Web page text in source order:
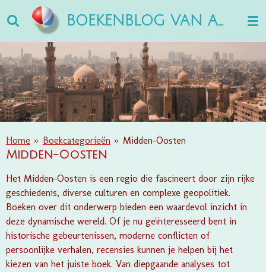
direct
naar
de
hoofdinhoud
BOEKENBLOG VAN ANN
Home » Boekcategorieën » Midden-Oosten
Midden-Oosten
Het Midden-Oosten is een regio die fascineert door zijn rijke
geschiedenis, diverse culturen en complexe geopolitiek.
Boeken over dit onderwerp bieden een waardevol inzicht in
deze dynamische wereld. Of je nu geïnteresseerd bent in
historische gebeurtenissen, moderne conflicten of
persoonlijke verhalen, recensies kunnen je helpen bij het
kiezen van het juiste boek. Van diepgaande analyses tot